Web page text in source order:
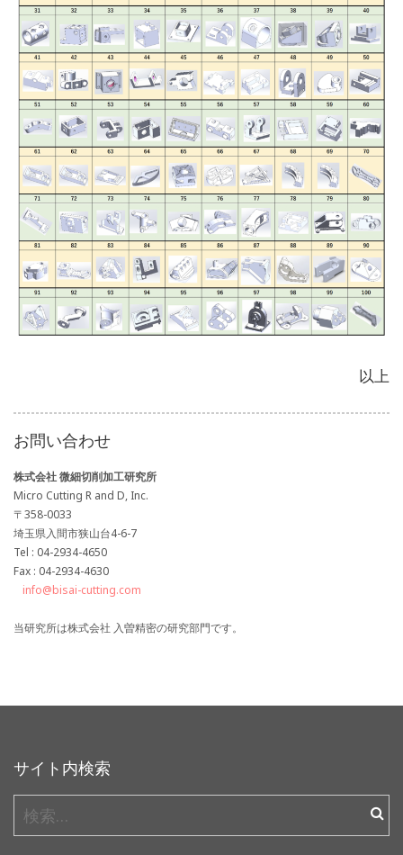
以上
お問い合わせ
株式会社 微細切削加工研究所
Micro Cutting R and D, Inc.
〒358-0033
埼玉県入間市狭山台4-6-7
Tel : 04-2934-4650
Fax : 04-2934-4630
info@bisai-cutting.com
当研究所は株式会社 入曽精密の研究部門です。
サイト内検索
検
索: